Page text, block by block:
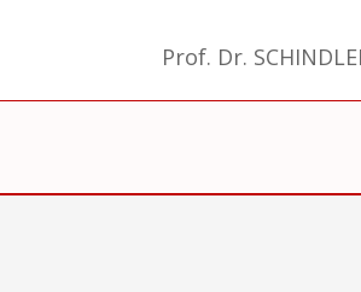
Prof. Dr.